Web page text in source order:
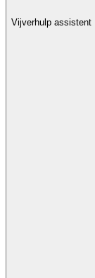
Vijverhulp assistent